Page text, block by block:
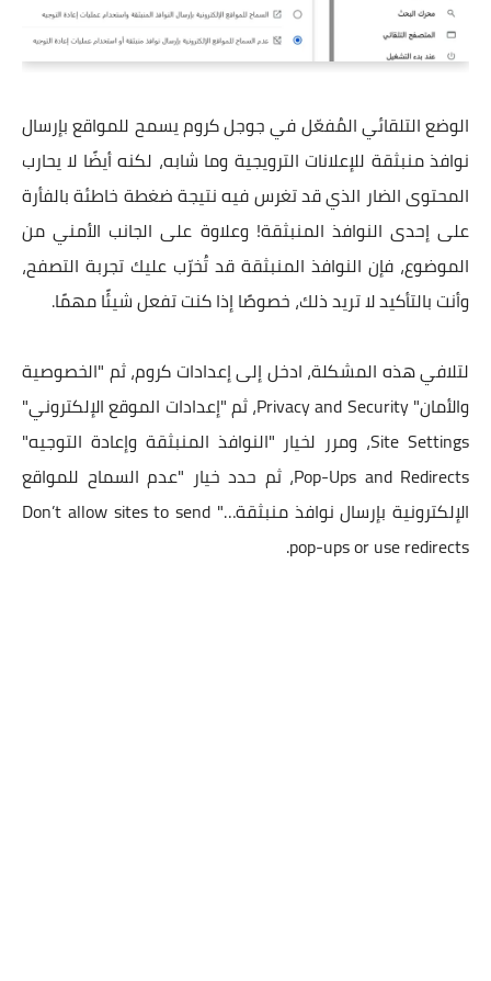
الوضع التلقائي المُفعّل في جوجل كروم يسمح للمواقع بإرسال
نوافذ منبثقة للإعلانات الترويجية وما شابه، لكنه أيضًا لا يحارب
المحتوى الضار الذي قد تغرس فيه نتيجة ضغطة خاطئة بالفأرة
على إحدى النوافذ المنبثقة! وعلاوة على الجانب الأمني من
الموضوع، فإن النوافذ المنبثقة قد تُخرّب عليك تجربة التصفح،
وأنت بالتأكيد لا تريد ذلك، خصوصًا إذا كنت تفعل شيئًا مهمًا.
لتلافي هذه المشكلة، ادخل إلى إعدادات كروم، ثم "الخصوصية
والأمان" Privacy and Security، ثم "إعدادات الموقع الإلكتروني"
Site Settings، ومرر لخيار "النوافذ المنبثقة وإعادة التوجيه"
Pop-Ups and Redirects، ثم حدد خيار "عدم السماح للمواقع
الإلكترونية بإرسال نوافذ منبثقة…" Don’t allow sites to send
pop-ups or use redirects.